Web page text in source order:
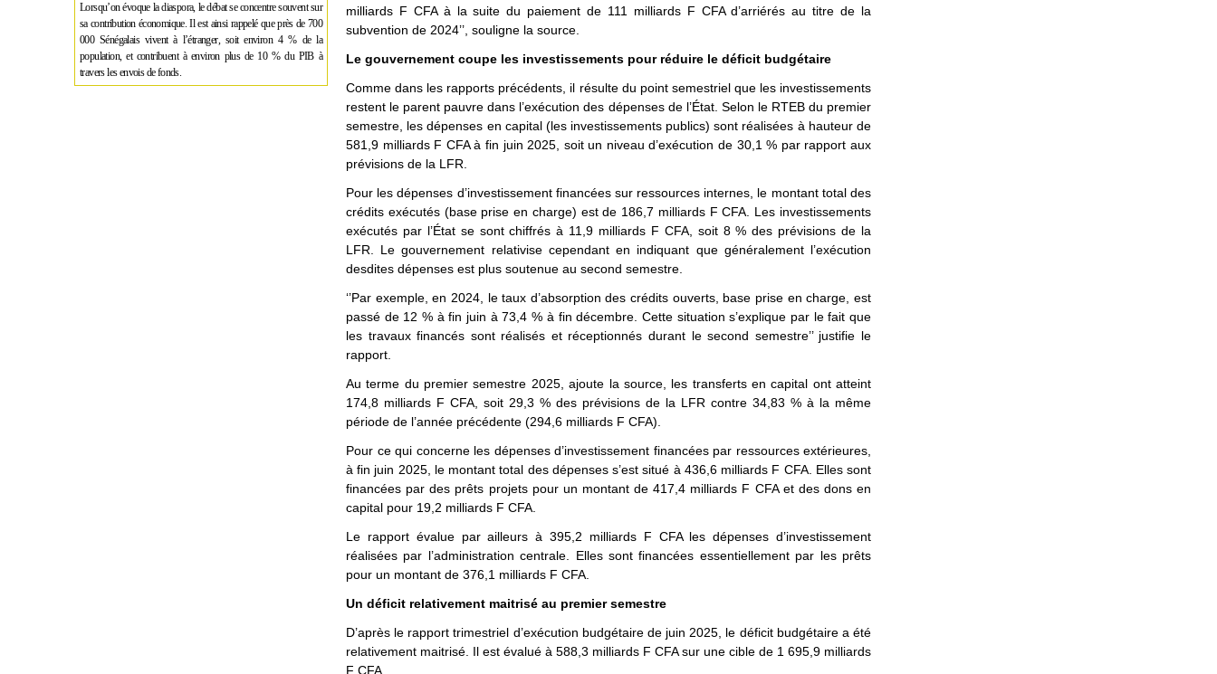
Lorsqu’on évoque la diaspora, le débat se concentre souvent sur
sa contribution économique. Il est ainsi rappelé que près de 700
000 Sénégalais vivent à l’étranger, soit environ 4 % de la
population, et contribuent à environ plus de 10 % du PIB à
travers les envois de fonds.
milliards F CFA à la suite du paiement de 111 milliards F CFA d’arriérés au titre de la
subvention de 2024’’, souligne la source.
Le gouvernement coupe les investissements pour réduire le déficit budgétaire
Comme dans les rapports précédents, il résulte du point semestriel que les investissements
restent le parent pauvre dans l’exécution des dépenses de l’État. Selon le RTEB du premier
semestre, les dépenses en capital (les investissements publics) sont réalisées à hauteur de
581,9 milliards F CFA à fin juin 2025, soit un niveau d’exécution de 30,1 % par rapport aux
prévisions de la LFR.
Pour les dépenses d’investissement financées sur ressources internes, le montant total des
crédits exécutés (base prise en charge) est de 186,7 milliards F CFA. Les investissements
exécutés par l’État se sont chiffrés à 11,9 milliards F CFA, soit 8 % des prévisions de la
LFR. Le gouvernement relativise cependant en indiquant que généralement l’exécution
desdites dépenses est plus soutenue au second semestre.
‘’Par exemple, en 2024, le taux d’absorption des crédits ouverts, base prise en charge, est
passé de 12 % à fin juin à 73,4 % à fin décembre. Cette situation s’explique par le fait que
les travaux financés sont réalisés et réceptionnés durant le second semestre’’ justifie le
rapport.
Au terme du premier semestre 2025, ajoute la source, les transferts en capital ont atteint
174,8 milliards F CFA, soit 29,3 % des prévisions de la LFR contre 34,83 % à la même
période de l’année précédente (294,6 milliards F CFA).
Pour ce qui concerne les dépenses d’investissement financées par ressources extérieures,
à fin juin 2025, le montant total des dépenses s’est situé à 436,6 milliards F CFA. Elles sont
financées par des prêts projets pour un montant de 417,4 milliards F CFA et des dons en
capital pour 19,2 milliards F CFA.
Le rapport évalue par ailleurs à 395,2 milliards F CFA les dépenses d’investissement
réalisées par l’administration centrale. Elles sont financées essentiellement par les prêts
pour un montant de 376,1 milliards F CFA.
Un déficit relativement maitrisé au premier semestre
D’après le rapport trimestriel d’exécution budgétaire de juin 2025, le déficit budgétaire a été
relativement maitrisé. Il est évalué à 588,3 milliards F CFA sur une cible de 1 695,9 milliards
F CFA.